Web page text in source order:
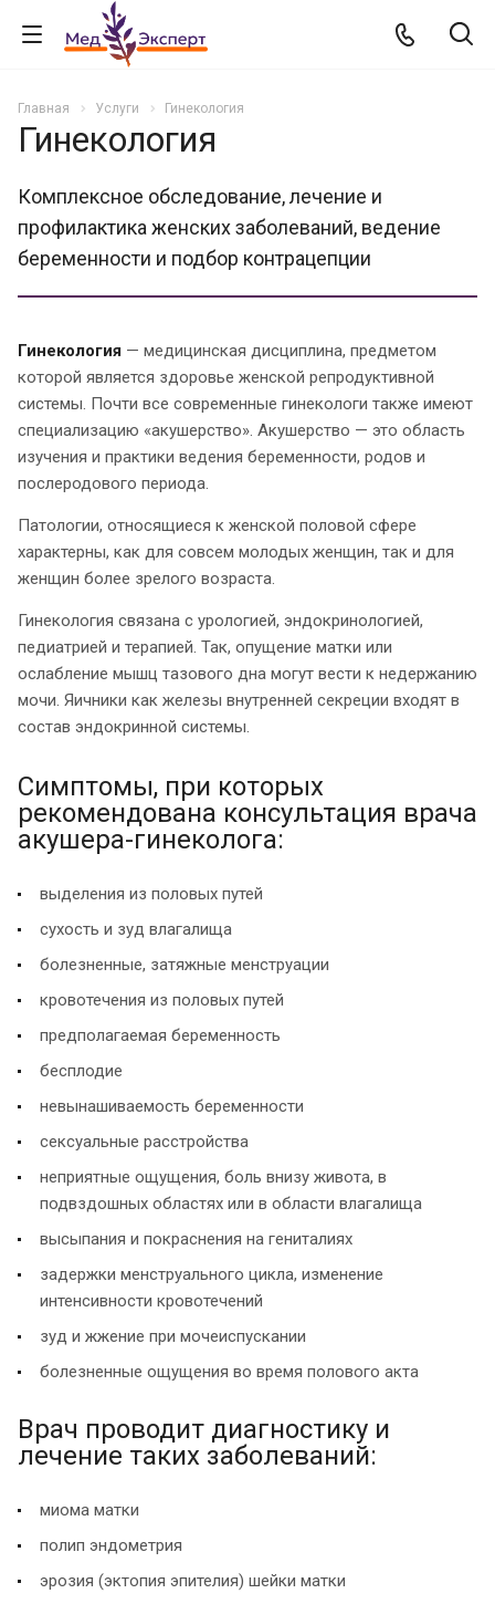
Главная Услуги Гинекология
Гинекология
Комплексное обследование, лечение и
профилактика женских заболеваний, ведение
беременности и подбор контрацепции
Гинекология — медицинская дисциплина, предметом
которой является здоровье женской репродуктивной
системы. Почти все современные гинекологи также имеют
специализацию «акушерство». Акушерство — это область
изучения и практики ведения беременности, родов и
послеродового периода.
Патологии, относящиеся к женской половой сфере
характерны, как для совсем молодых женщин, так и для
женщин более зрелого возраста.
Гинекология связана с урологией, эндокринологией,
педиатрией и терапией. Так, опущение матки или
ослабление мышц тазового дна могут вести к недержанию
мочи. Яичники как железы внутренней секреции входят в
состав эндокринной системы.
Симптомы, при которых
рекомендована консультация врача
акушера-гинеколога:
выделения из половых путей
сухость и зуд влагалища
болезненные, затяжные менструации
кровотечения из половых путей
предполагаемая беременность
бесплодие
невынашиваемость беременности
сексуальные расстройства
неприятные ощущения, боль внизу живота, в
подвздошных областях или в области влагалища
высыпания и покраснения на гениталиях
задержки менструального цикла, изменение
интенсивности кровотечений
зуд и жжение при мочеиспускании
болезненные ощущения во время полового акта
Врач проводит диагностику и
лечение таких заболеваний:
миома матки
полип эндометрия
эрозия (эктопия эпителия) шейки матки